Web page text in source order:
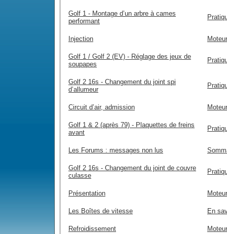
Golf 1 - Montage d’un arbre à cames
performant
Injection
Golf 1 / Golf 2 (EV) - Réglage des jeux de
soupapes
Golf 2 16s - Changement du joint spi
d’allumeur
Circuit d’air, admission
Golf 1 & 2 (après 79) - Plaquettes de freins
avant
Les Forums : messages non lus
Golf 2 16s - Changement du joint de couvre
culasse
Présentation
Les Boîtes de vitesse En
Refroidissement